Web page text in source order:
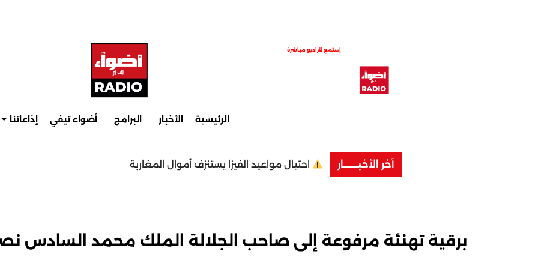
إستمع للراديو مباشرة
الرئيسية الأخبار البرامج أضواء تيفي إذاعاتنا
آخر الأخبــــــــار احتيال مواعيد الفيزا يستنزف أموال المغاربة
برقية تهنئة مرفوعة إلى صاحب الجلالة الملك محمد السادس